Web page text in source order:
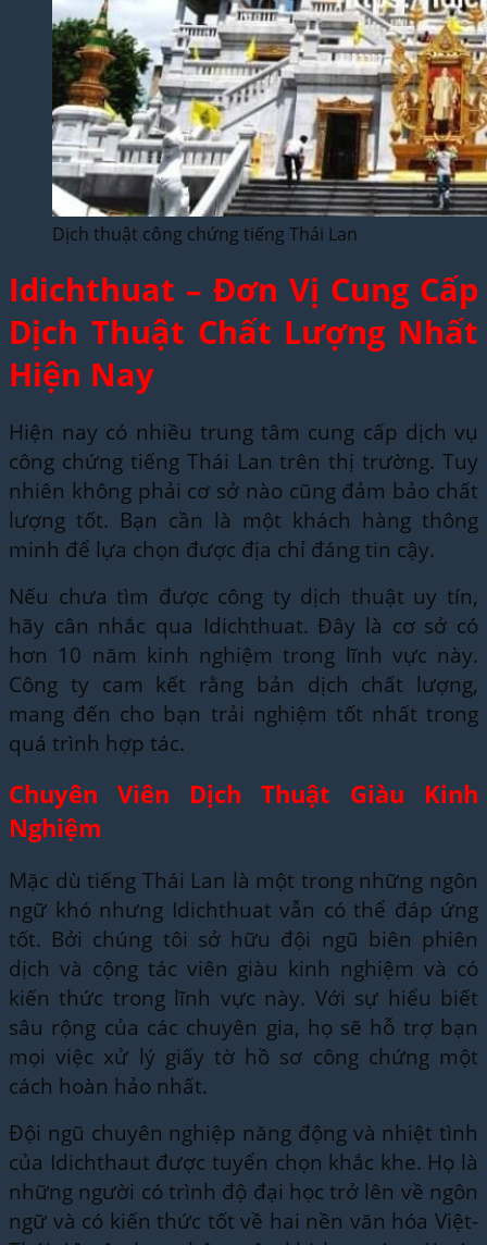
Dịch thuật công chứng tiếng Thái Lan
Idichthuat – Đơn Vị Cung Cấp
Dịch Thuật Chất Lượng Nhất
Hiện Nay
Hiện nay có nhiều trung tâm cung cấp dịch vụ
công chứng tiếng Thái Lan trên thị trường. Tuy
nhiên không phải cơ sở nào cũng đảm bảo chất
lượng tốt. Bạn cần là một khách hàng thông
minh để lựa chọn được địa chỉ đáng tin cậy.
Nếu chưa tìm được công ty dịch thuật uy tín,
hãy cân nhắc qua Idichthuat. Đây là cơ sở có
hơn 10 năm kinh nghiệm trong lĩnh vực này.
Công ty cam kết rằng bản dịch chất lượng,
mang đến cho bạn trải nghiệm tốt nhất trong
quá trình hợp tác.
Chuyên Viên Dịch Thuật Giàu Kinh
Nghiệm
Mặc dù tiếng Thái Lan là một trong những ngôn
ngữ khó nhưng Idichthuat vẫn có thể đáp ứng
tốt. Bởi chúng tôi sở hữu đội ngũ biên phiên
dịch và cộng tác viên giàu kinh nghiệm và có
kiến thức trong lĩnh vực này. Với sự hiểu biết
sâu rộng của các chuyên gia, họ sẽ hỗ trợ bạn
mọi việc xử lý giấy tờ hồ sơ công chứng một
cách hoàn hảo nhất.
Đội ngũ chuyên nghiệp năng động và nhiệt tình
của Idichthaut được tuyển chọn khắc khe. Họ là
những người có trình độ đại học trở lên về ngôn
ngữ và có kiến thức tốt về hai nền văn hóa Việt-